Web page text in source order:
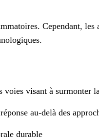
Cependant, les
visant à surmonter
au-delà des
durable